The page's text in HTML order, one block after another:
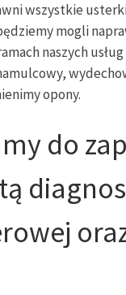
wszystkie
mogli
naszych
opony.
do